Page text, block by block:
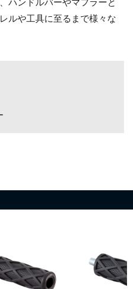
ルや工具に至るまで様々な